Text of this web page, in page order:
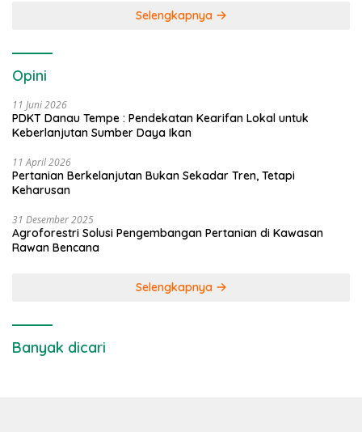
Selengkapnya
Opini
11 Juni 2026
PDKT Danau Tempe : Pendekatan Kearifan Lokal untuk
Keberlanjutan Sumber Daya Ikan
11 April 2026
Pertanian Berkelanjutan Bukan Sekadar Tren, Tetapi
Keharusan
31 Desember 2025
Agroforestri Solusi Pengembangan Pertanian di Kawasan
Rawan Bencana
Selengkapnya
Banyak dicari